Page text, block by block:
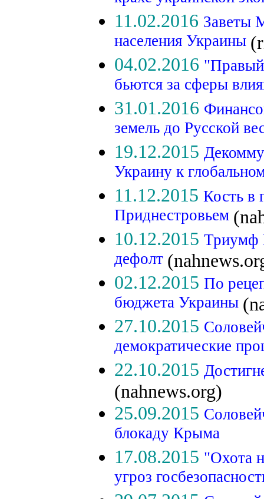
11.02.2016 Заветы
населения Украины
04.02.2016
бьются за сферы
31.01.2016
земель до Русской
19.12.2015
Украину к
11.12.2015 Кость в
Приднестровьем
10.12.2015 Триумф
дефолт
02.12.2015 По
бюджета Украины
27.10.2015
демократические
22.10.2015
(nahnews.org)
25.09.2015
блокаду Крыма
17.08.2015 "Охота
угроз